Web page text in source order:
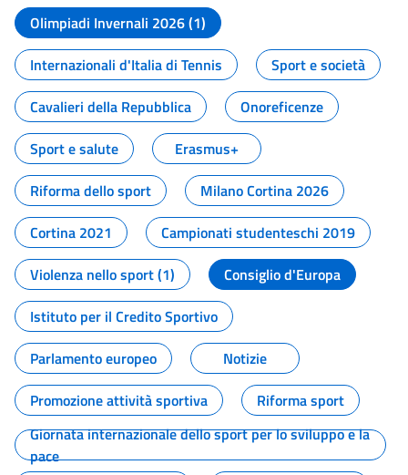
Olimpiadi Invernali 2026 (1)
Internazionali d'Italia di Tennis
Sport e società
Cavalieri della Repubblica
Onoreficenze
Sport e salute
Erasmus+
Riforma dello sport
Milano Cortina 2026
Cortina 2021
Campionati studenteschi 2019
Violenza nello sport (1)
Consiglio d'Europa
Istituto per il Credito Sportivo
Parlamento europeo
Notizie
Promozione attività sportiva
Riforma sport
Giornata internazionale dello sport per lo sviluppo e la
pace